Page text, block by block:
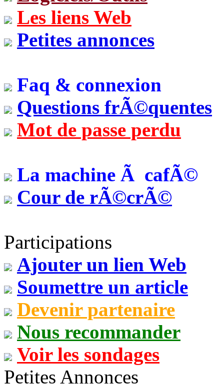
Les liens Web
Petites annonces
Faq & connexion
Questions frÃ©quentes
Mot de passe perdu
La machine Ã cafÃ©
Cour de rÃ©crÃ©
Participations
Ajouter un lien Web
Soumettre un article
Devenir partenaire
Nous recommander
Voir les sondages
Petites Annonces